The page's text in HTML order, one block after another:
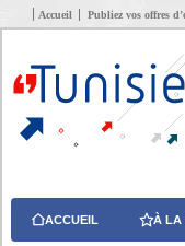
Accueil Publiez vos offres
ACCUEIL À LA